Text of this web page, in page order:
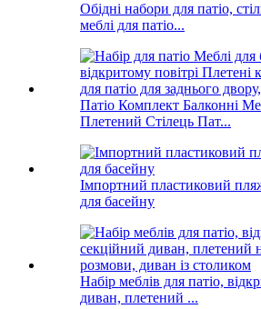
Обідні набори для патіо,
меблі для патіо...
Патіо Комплект Балконні
Плетений Стілець Пат...
Імпортний пластиковий
для басейну
Набір меблів для патіо,
диван, плетений ...